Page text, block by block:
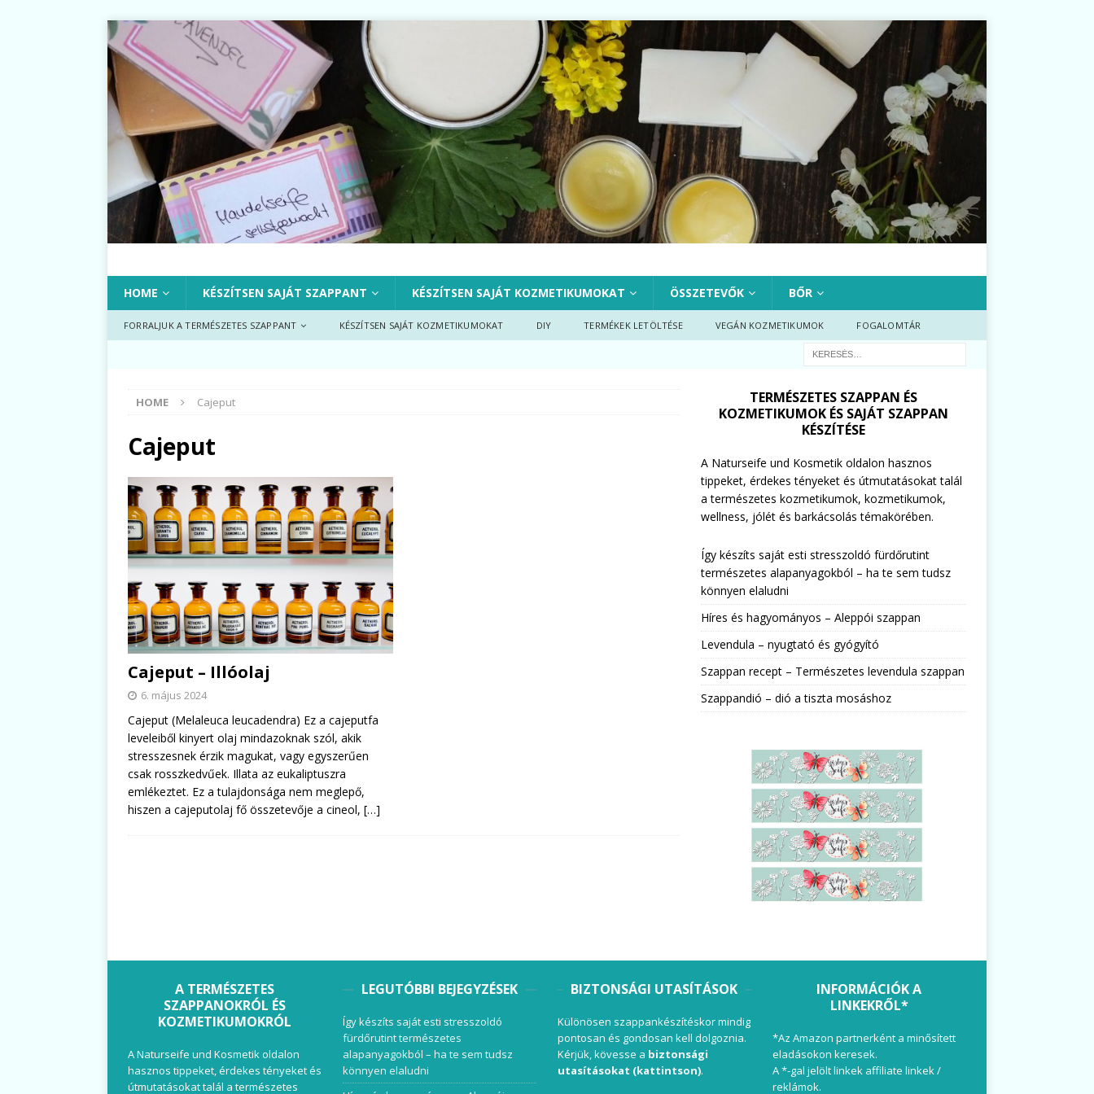
HOME KÉSZÍTSEN SAJÁT SZAPPANT KÉSZÍTSEN SAJÁT KOZMETIKUMOKAT ÖSSZETEVŐK BŐR
FORRALJUK A TERMÉSZETES SZAPPANT KÉSZÍTSEN SAJÁT KOZMETIKUMOKAT DIY TERMÉKEK LETÖLTÉSE VEGÁN KOZMETIKUMOK FOGALOMTÁR
HOME Cajeput
Cajeput
Cajeput – Illóolaj
6. május 2024
Cajeput (Melaleuca leucadendra) Ez a cajeputfa
leveleiből kinyert olaj mindazoknak szól, akik
stresszesnek érzik magukat, vagy egyszerűen
csak rosszkedvűek. Illata az eukaliptuszra
emlékeztet. Ez a tulajdonsága nem meglepő,
hiszen a cajeputolaj fő összetevője a cineol, […]
TERMÉSZETES SZAPPAN ÉS
KOZMETIKUMOK ÉS SAJÁT SZAPPAN
KÉSZÍTÉSE
A Naturseife und Kosmetik oldalon hasznos
tippeket, érdekes tényeket és útmutatásokat talál
a természetes kozmetikumok, kozmetikumok,
wellness, jólét és barkácsolás témakörében.
Így készíts saját esti stresszoldó fürdőrutint
természetes alapanyagokból – ha te sem tudsz
könnyen elaludni
Híres és hagyományos – Aleppói szappan
Levendula – nyugtató és gyógyító
Szappan recept – Természetes levendula szappan
Szappandió – dió a tiszta mosáshoz
A TERMÉSZETES
SZAPPANOKRÓL ÉS
KOZMETIKUMOKRÓL
A Naturseife und Kosmetik oldalon
hasznos tippeket, érdekes tényeket és
útmutatásokat talál a természetes
LEGUTÓBBI BEJEGYZÉSEK
Így készíts saját esti stresszoldó
fürdőrutint természetes
alapanyagokból – ha te sem tudsz
könnyen elaludni
BIZTONSÁGI UTASÍTÁSOK
Különösen szappankészítéskor mindig
pontosan és gondosan kell dolgoznia.
Kérjük, kövesse a biztonsági
utasításokat (kattintson).
INFORMÁCIÓK A
LINKEKRŐL*
*Az Amazon partnerként a minősített
eladásokon keresek.
A *-gal jelölt linkek affiliate linkek /
reklámok.